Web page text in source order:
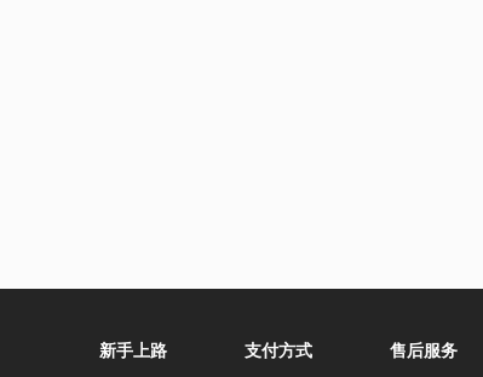
新手上路 支付方式 售后服务